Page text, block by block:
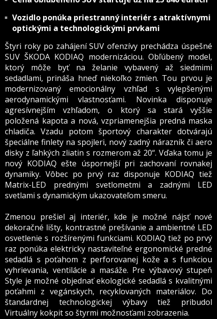
Vozidlo ponúka priestranný interiér s atraktívnymi
optickými a technologickými prvkami
Štyri roky po zahájení SUV ofenzívy prechádza úspešné
SUV ŠKODA KODIAQ modernizáciou. Obľúbený model,
ktorý môže byť na želanie vybavený až siedmimi
sedadlami, prináša hneď niekoľko zmien. Tou prvou je
modernizovaný emocionálny vzhľad s vylepšenými
aerodynamickými vlastnosťami. Novinka disponuje
agresívnejším vzhľadom, o ktorý sa stará vyššie
položená kapota a nová, vzpriamenejšia predná maska
chladiča. Vzadu potom športový charakter dotvárajú
špeciálne finlety na spojleri, nový zadný nárazník či aero
disky z ľahkých zliatin s rozmerom až 20“. Vďaka tomu je
nový KODIAQ ešte úspornejší pri zachovaní rovnakej
dynamiky. Vôbec po prvý raz disponuje KODIAQ tiež
Matrix-LED prednými svetlometmi a zadnými LED
svetlami s dynamickým ukazovateľom smeru.
Zmenou prešiel aj interiér, kde je možné nájsť nové
dekoračné lišty, kontrastné prešívanie a ambientné LED
osvetlenie s rozšírenými funkciami. KODIAQ tiež po prvý
raz ponúka elektricky nastaviteľné ergonomické predné
sedadlá s poťahom z perforovanej kože a s funkciou
vyhrievania, ventilácie a masáže. Pre výbavový stupeň
Style je možné objednať ekologické sedadlá s kvalitnými
poťahmi z vegánskych, recyklovaných materiálov. Do
štandardnej technologickej výbavy tiež pribudol
Virtuálny kokpit so štyrmi možnosťami zobrazenia.